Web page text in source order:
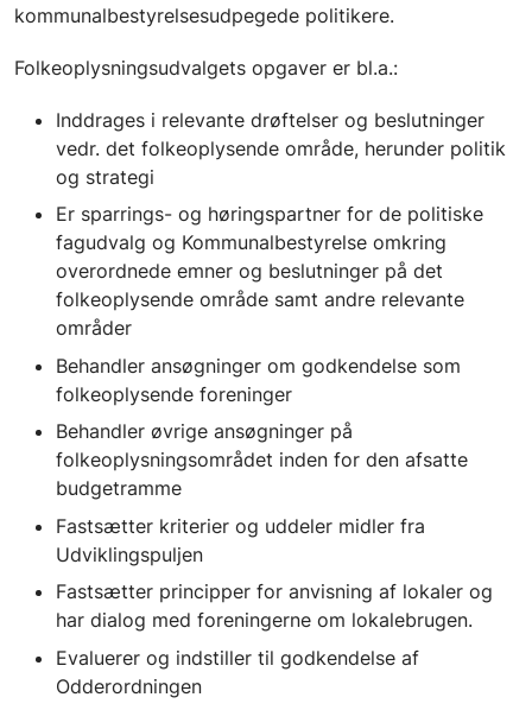
kommunalbestyrelsesudpegede politikere.
Folkeoplysningsudvalgets opgaver er bl.a.:
Inddrages i relevante drøftelser og beslutninger
vedr. det folkeoplysende område, herunder politik
og strategi
Er sparrings- og høringspartner for de politiske
fagudvalg og Kommunalbestyrelse omkring
overordnede emner og beslutninger på det
folkeoplysende område samt andre relevante
områder
Behandler ansøgninger om godkendelse som
folkeoplysende foreninger
Behandler øvrige ansøgninger på
folkeoplysningsområdet inden for den afsatte
budgetramme
Fastsætter kriterier og uddeler midler fra
Udviklingspuljen
Fastsætter principper for anvisning af lokaler og
har dialog med foreningerne om lokalebrugen.
Evaluerer og indstiller til godkendelse af
Odderordningen